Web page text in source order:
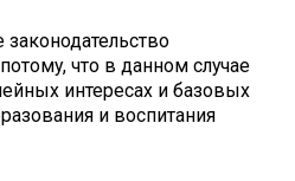
что в данном случае
интересах и базовых
и воспитания